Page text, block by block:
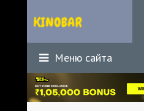
Меню сайта